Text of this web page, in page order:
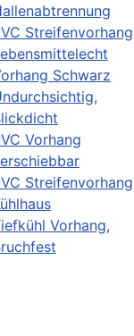
Streifenvorhang
Schwarz
Vorhang
Streifenvorhang
Vorhang,